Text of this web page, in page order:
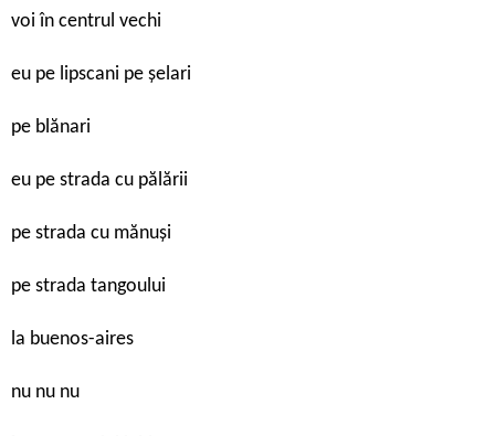
voi în centrul vechi
eu pe lipscani pe șelari
pe blănari
eu pe strada cu pălării
pe strada cu mănuși
pe strada tangoului
la buenos-aires
nu nu nu